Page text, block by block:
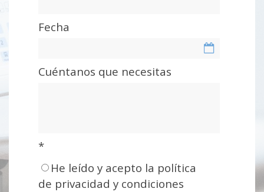
Fecha
Cuéntanos que necesitas
*
He leído y acepto la política
de privacidad y condiciones